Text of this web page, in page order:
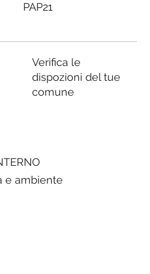
PAP21
Verifica le
dispozioni del tue
comune
e ambiente